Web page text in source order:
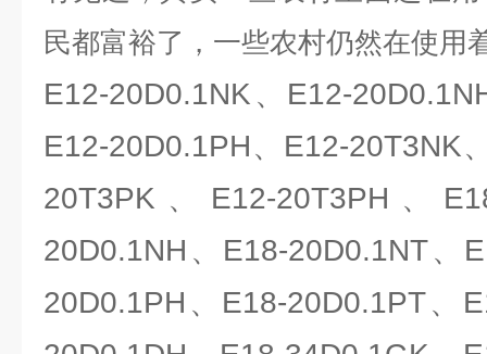
民都富裕了，一些农村仍然在使用
E12-20D0.1NK、E12-
E12-20D0.1PH、E12-20T3NK
20T3PK、E12-20T3PH、
20D0.1NH、E18-20D0.1NT、
20D0.1PH、E18-20D0.1PT、